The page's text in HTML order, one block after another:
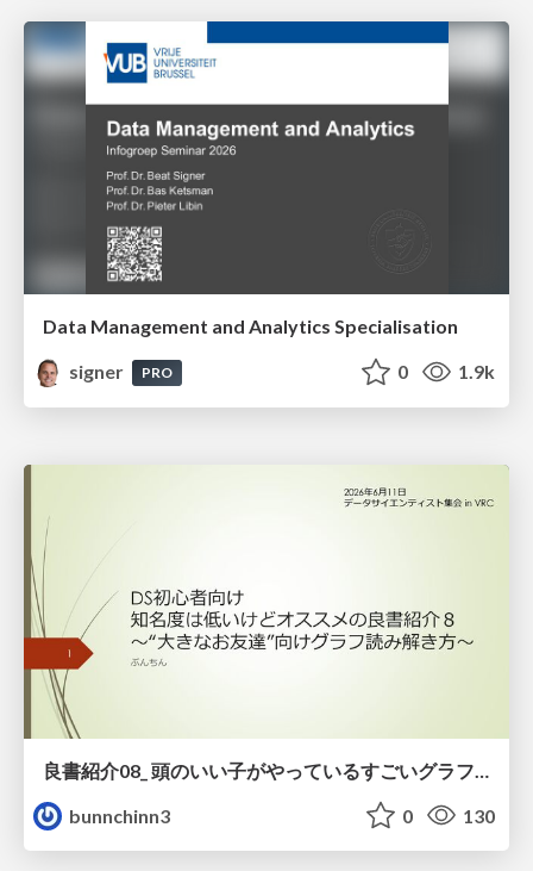
Data Management and Analytics Specialisation
signer
PRO 0 1.9k
bunnchinn3
0 130